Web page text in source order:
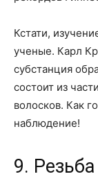
Кстати,
ученые. Карл
субстанция
состоит из
волосков. Как
наблюдение!
9.